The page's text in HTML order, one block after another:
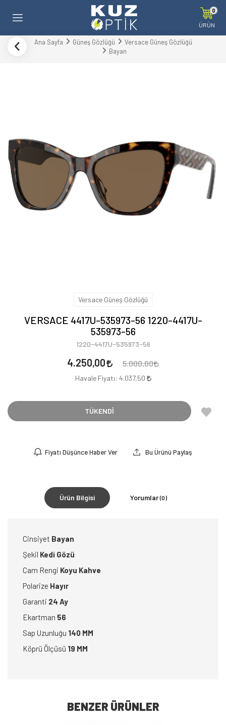
0
ÜRÜN
Ana Sayfa Güneş Gözlüğü
Versace Güneş Gözlüğü
Bayan
Versace Güneş Gözlüğü
VERSACE 4417U-535973-56 1220-4417U-
535973-56
1220-4417U-535973-56
4.250,00 5.000,00
Havale Fiyatı: 4.037,50
TÜKENDİ
Fiyatı Düşünce Haber Ver Bu Ürünü Paylaş
Ürün Bilgisi Yorumlar(0)
Cinsiyet Bayan
Şekil Kedi Gözü
Cam Rengi Koyu Kahve
Polarize Hayır
Garanti 24 Ay
Ekartman 56
Sap Uzunluğu 140 MM
Köprü Ölçüsü 19 MM
BENZER ÜRÜNLER